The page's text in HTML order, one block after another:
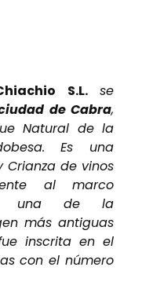
S.L. se
de Cabra,
Natural de la
Es una
Crianza de vinos
al marco
una de la
más antiguas
inscrita en el
con el número